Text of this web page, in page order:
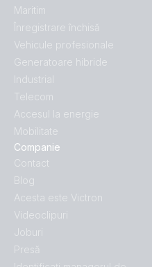
Maritim
Înregistrare închisă
Vehicule profesionale
Generatoare hibride
Industrial
Telecom
Accesul la energie
Mobilitate
Companie
Contact
Blog
Acesta este Victron
Videoclipuri
Joburi
Presă